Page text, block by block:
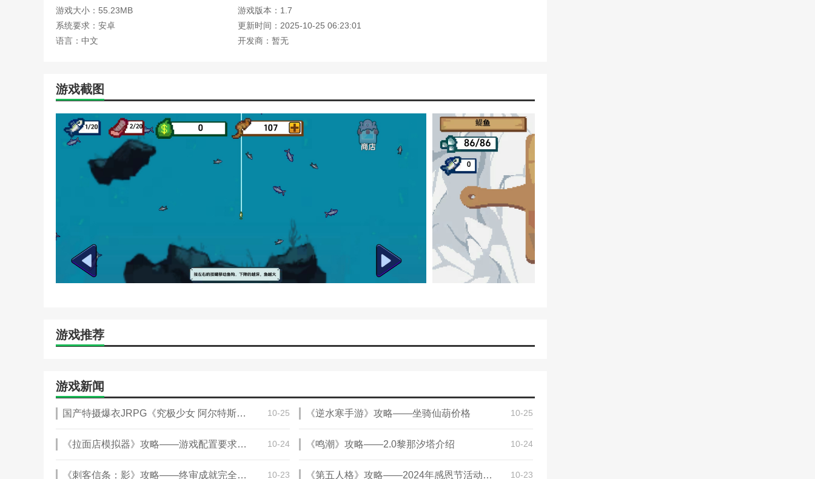
2、左边的两个方向按钮为人物走路键，移动角色走到最左边后点击E就可以开始钓鱼了;
3、控制鱼钩方向进行捕鱼;
5、刮完鱼鳞就可以直接丢给海上的乌龟顾客食用了，它吃完会吐金币;
本站为您提供小人和小船 免费版(内置菜单)的 手机游戏 ，欢迎大家记住本站网址，本站是您下载安卓手游app最好的网站！
游戏大小：55.23MB
游戏版本：1.7
系统要求：安卓
更新时间：2025-10-25 06:23:01
语言：中文
开发商：暂无
游戏截图
游戏推荐
游戏新闻
国产特摄爆衣JRPG《究极少女 阿尔特斯》攻略——今日发售，首发60不到即可入手 10-25 《逆水寒手游》攻略——坐骑仙葫价格 10-25
《拉面店模拟器》攻略——游戏配置要求介绍 10-24 《鸣潮》攻略——2.0黎那汐塔介绍 10-24
《刺客信条：影》攻略——终审成就完全攻略分享 10-23 《第五人格》攻略——2024年感恩节活动持续周期 10-23